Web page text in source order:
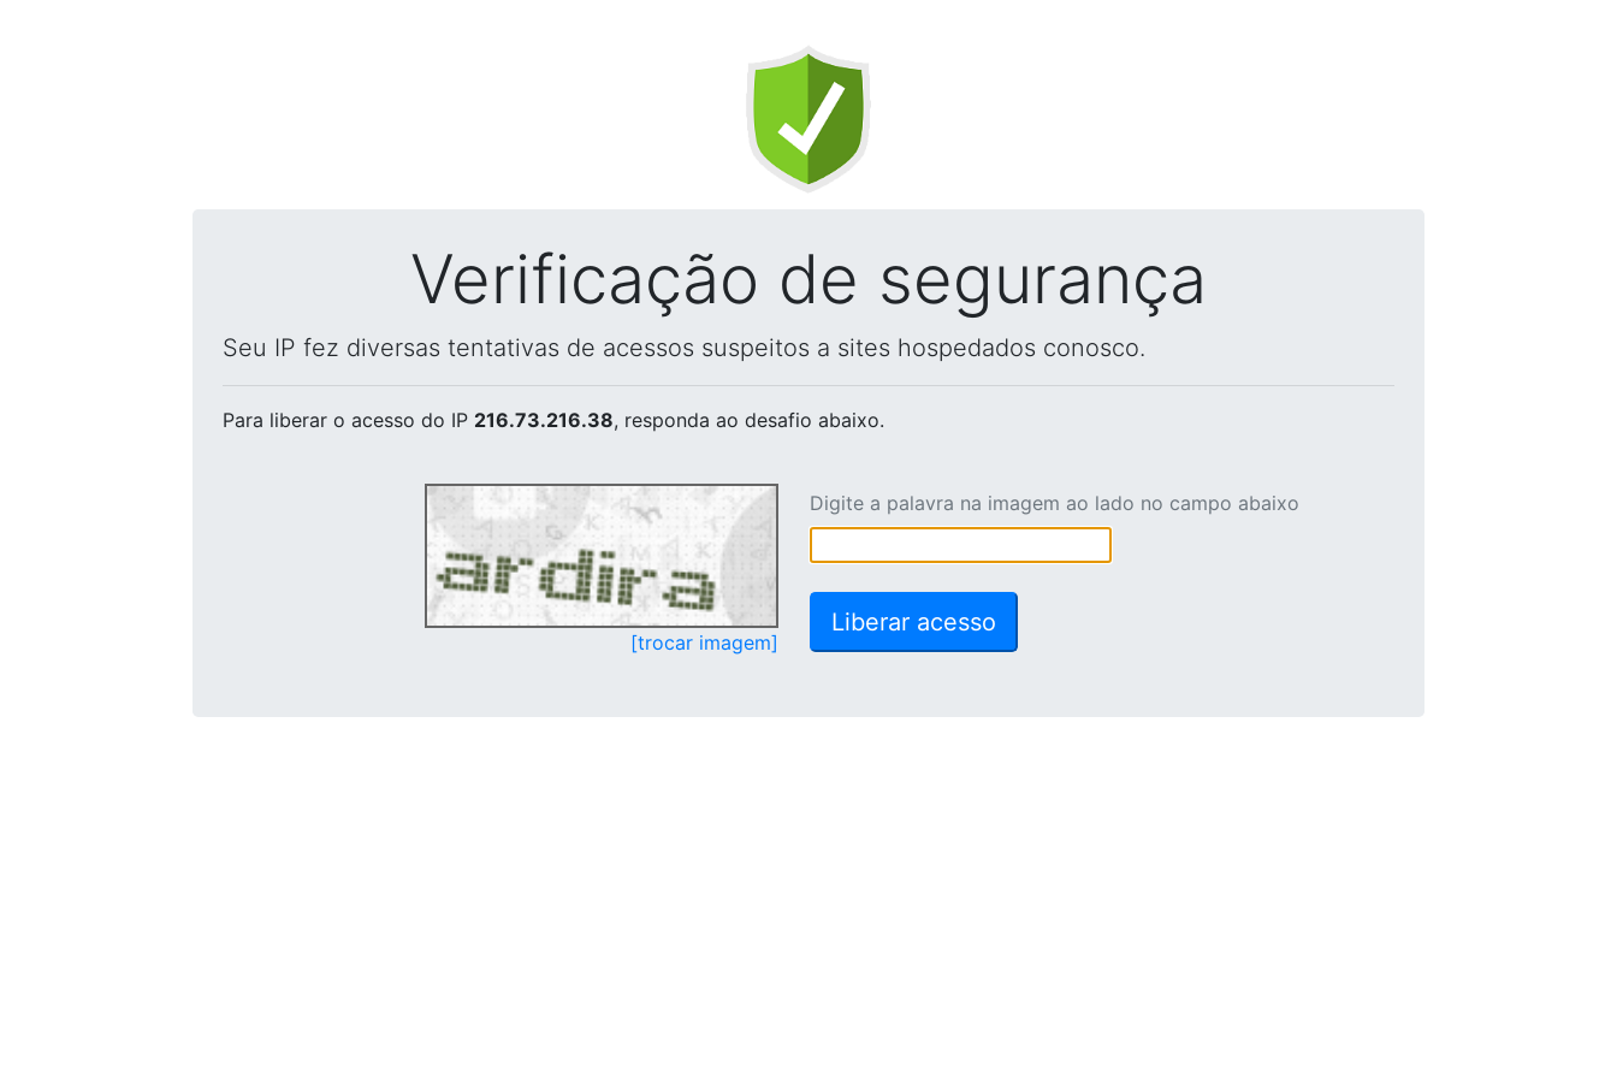
Verificação de segurança
Seu IP fez diversas tentativas de acessos suspeitos a sites hospedados conosco.
Para liberar o acesso do IP 216.73.216.38, responda ao desafio abaixo.
[trocar imagem]
Digite a palavra na imagem ao lado no campo abaixo